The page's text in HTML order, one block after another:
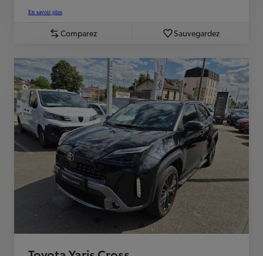
En savoir plus
Comparez Sauvegardez